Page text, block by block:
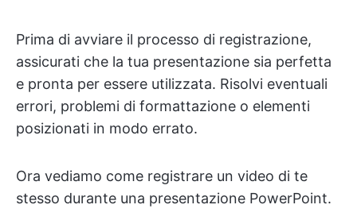
Prima di avviare il processo di registrazione,
assicurati che la tua presentazione sia perfetta
e pronta per essere utilizzata. Risolvi eventuali
errori, problemi di formattazione o elementi
posizionati in modo errato.
Ora vediamo come registrare un video di te
stesso durante una presentazione PowerPoint.